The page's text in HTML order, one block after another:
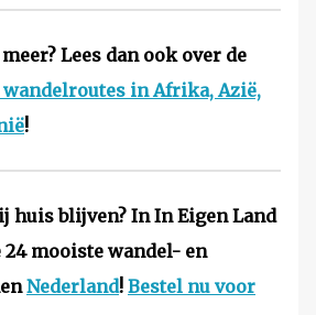
Lees dan ook over de
in Afrika, Azië,
!
huis blijven? In In Eigen Land
24 mooiste wandel- en
Nederland! Bestel nu voor